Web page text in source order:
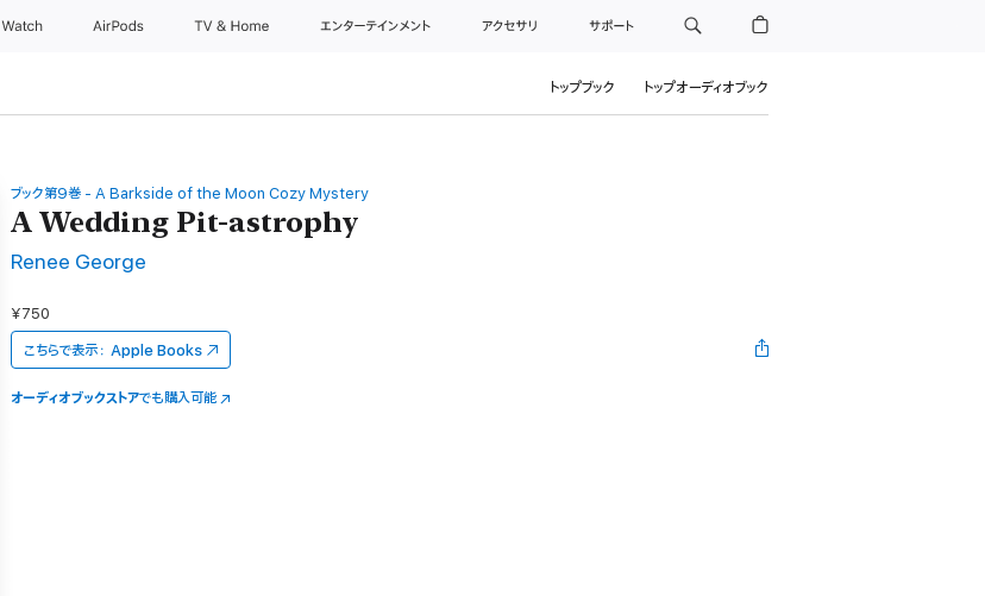
Watch AirPods TV & Home エンターテインメント アクセサリ サポート
トップブック トップオーディオブック
ブック第9巻 - A Barkside of the Moon Cozy Mystery
A Wedding Pit-astrophy
Renee George
¥750
こちらで表示： Apple Books
オーディオブックストアでも購入可能